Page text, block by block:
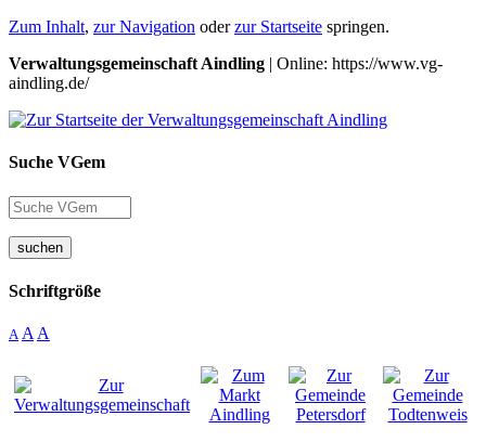
Zum Inhalt, zur Navigation oderzur Startseite springen.
Verwaltungsgemeinschaft Aindling | Online: https://www.vg-
aindling.de/
Suche VGem
suchen
Schriftgröße
A A A